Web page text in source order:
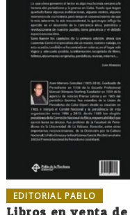
EDITORIAL PABLO
Libros en venta